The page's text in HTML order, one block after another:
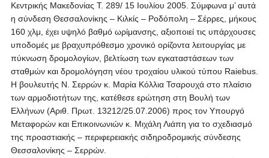
Κεντρικής Μακεδονίας Τ. 289/ 15 Ιουλίου 2005. Σύμφωνα μ’ αυτά
η σύνδεση Θεσσαλονίκης – Κιλκίς – Ροδόπολη – Σέρρες, μήκους
160 χλμ, έχει υψηλό βαθμό ωρίμανσης, αξιοποιεί τις υπάρχουσες
υποδομές με βραχυπρόθεσμο χρονικό ορίζοντα λειτουργίας με
πύκνωση δρομολογίων, βελτίωση των εγκαταστάσεων των
σταθμών και δρομολόγηση νέου τροχαίου υλικού τύπου Raiebus.
Η βουλευτής Ν. Σερρών κ. Μαρία Κόλλια Τσαρουχά στο πλαίσιο
των αρμοδιοτήτων της, κατέθεσε ερώτηση στη Βουλή των
Ελλήνων (Αριθ. Πρωτ. 13212/25.07.2006) προς τον Υπουργό
Μεταφορών και Επικοινωνιών κ. Μιχάλη Λιάπη για το σχεδιασμό
της προαστιακής – περιφερειακής σιδηροδρομικής σύνδεσης
Θεσσαλονίκης – Σερρών.